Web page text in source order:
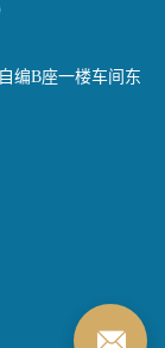
编B座一楼车间东